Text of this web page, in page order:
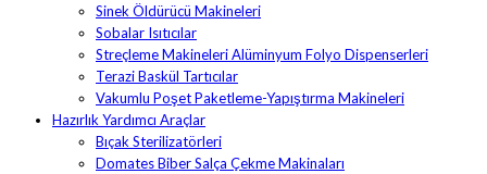
Sinek Öldürücü Makineleri
Sobalar Isıtıcılar
Streçleme Makineleri Alüminyum Folyo Dispenserleri
Terazi Baskül Tartıcılar
Vakumlu Poşet Paketleme-Yapıştırma Makineleri
Hazırlık Yardımcı Araçlar
Bıçak Sterilizatörleri
Domates Biber Salça Çekme Makinaları